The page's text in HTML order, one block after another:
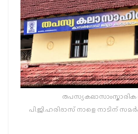
തപസ്യ
പി.ജി.ഹരിദാസ് നാളെ നാടിന്